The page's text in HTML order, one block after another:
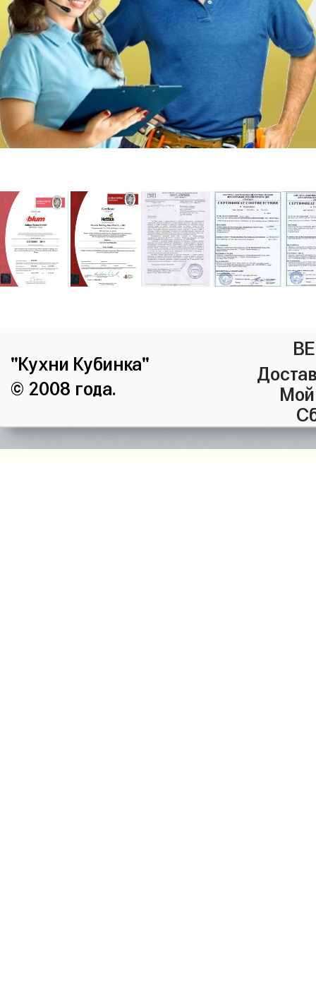
"Кухни Кубинка"
© 2008 года.